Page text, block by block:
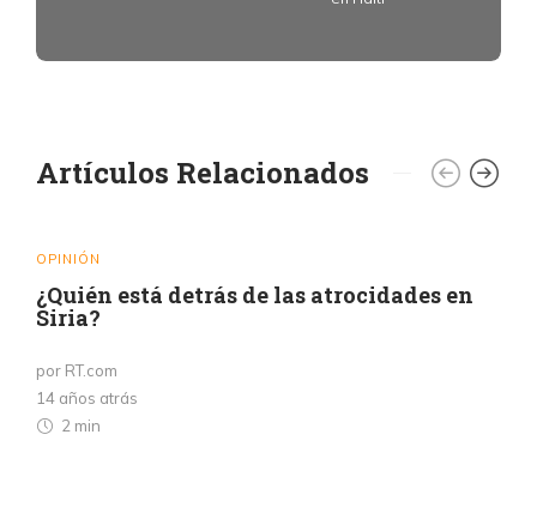
Artículos Relacionados
OPINIÓN
¿Quién está detrás de las atrocidades en
Siria?
por RT.com
14 años atrás
2 min